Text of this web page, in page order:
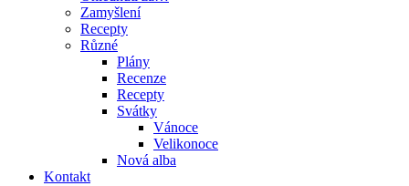
Zamyšlení
Recepty
Různé
Plány
Recenze
Recepty
Svátky
Vánoce
Velikonoce
Nová alba
Kontakt